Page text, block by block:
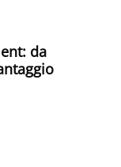
da